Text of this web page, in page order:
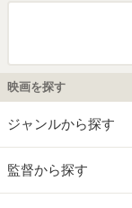
映画を探す
ジャンルから探す
監督から探す